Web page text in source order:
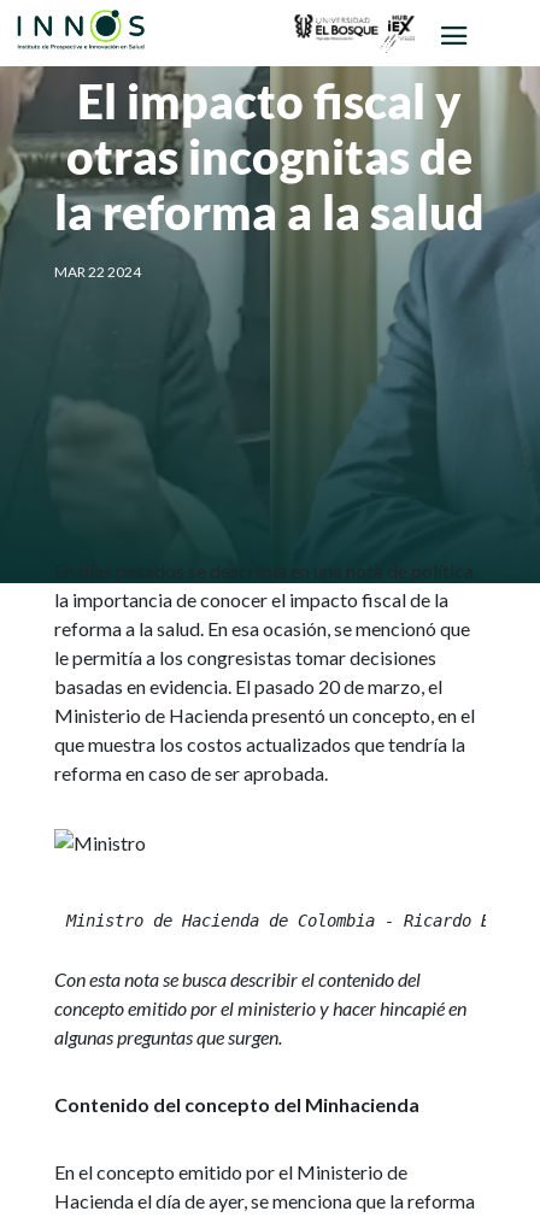
El impacto fiscal y
otras incognitas de
la reforma a la salud
MAR 22 2024
la importancia de conocer el impacto fiscal de la
reforma a la salud. En esa ocasión, se mencionó que
le permitía a los congresistas tomar decisiones
basadas en evidencia. El pasado 20 de marzo, el
Ministerio de Hacienda presentó un concepto, en el
que muestra los costos actualizados que tendría la
reforma en caso de ser aprobada.
Ministro de Hacienda de Colombia - Ricardo
Con esta nota se busca describir el contenido del
concepto emitido por el ministerio y hacer hincapié en
algunas preguntas que surgen.
Contenido del concepto del Minhacienda
En el concepto emitido por el Ministerio de
Hacienda el día de ayer, se menciona que la reforma